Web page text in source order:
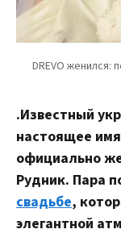
.Известный
настоящее
официально
Рудник. Пара
свадьбе,
элегантной